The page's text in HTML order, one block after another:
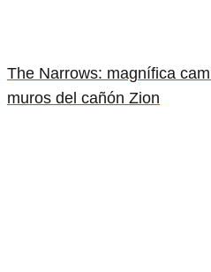
The Narrows: magnífica
muros del cañón Zion